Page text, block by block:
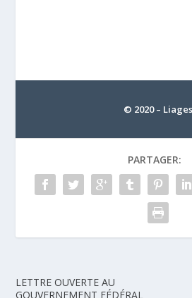
© 2020 – Liages
PARTAGER:
LETTRE OUVERTE AU
GOUVERNEMENT FÉDÉRAL